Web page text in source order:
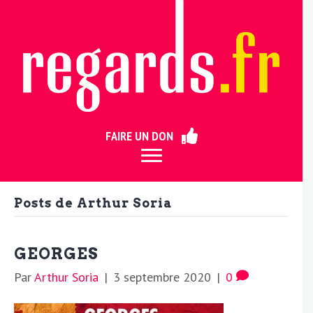
FAIRE UN DON
Posts de Arthur Soria
GEORGES
ParArthur Soria | 3 septembre 2020 | 0